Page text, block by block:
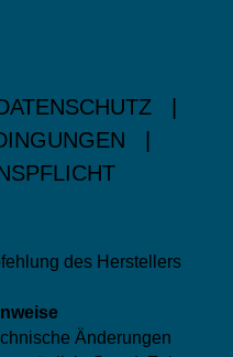
des Herstellers
Änderungen